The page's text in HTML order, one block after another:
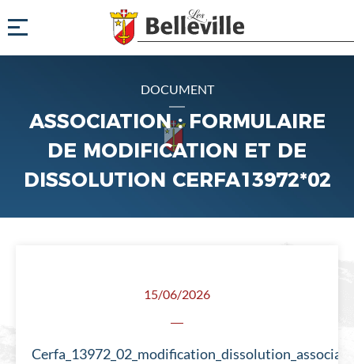
DOCUMENT
ASSOCIATION : FORMULAIRE
DE MODIFICATION ET DE
DISSOLUTION CERFA13972*02
15/06/2026